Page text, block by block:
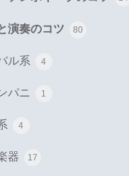
演奏のコツ 80
ル系 4
パニ 1
4
器 17